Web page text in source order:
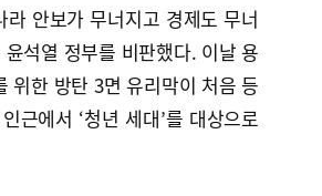
안보가 무너지고 경제도 무너
석열 정부를 비판했다. 이날 용
위한 방탄 3면 유리막이 처음 등
근에서 ‘청년 세대’를 대상으로